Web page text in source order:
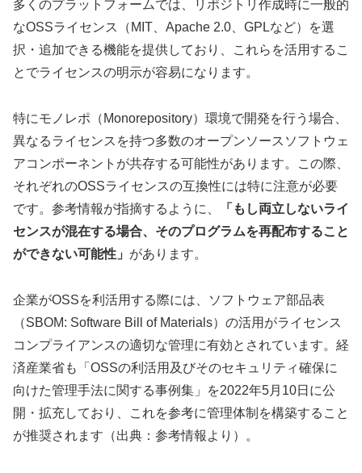
多くのプラットフォームでは、リポジトリ作成時に一般的
なOSSライセンス（MIT、Apache 2.0、GPLなど）を選
択・追加できる機能を提供しており、これらを活用するこ
とでライセンスの明示が容易になります。
特にモノレポ（Monorepository）環境で開発を行う場合、
異なるライセンスを持つ多数のオープンソースソフトウェ
アコンポーネントが共存する可能性があります。この際、
それぞれのOSSライセンスの互換性には特に注意が必要
です。参考情報が指摘するように、
「もし両立しないライ
センスが混在する場合、そのプログラムを再配布すること
ができない可能性」 があります。
企業がOSSを利活用する際には、ソフトウェア部品表
（SBOM: Software Bill of Materials）の活用がライセンス
コンプライアンスの適切な管理に有効とされています。経
済産業省も「OSSの利活用及びそのセキュリティ確保に
向けた管理手法に関する事例集」を2022年5月10日に公
開・拡充しており、これを参考に管理体制を構築すること
が推奨されます（出典：参考情報より）。